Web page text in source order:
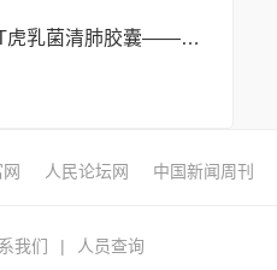
SLT虎乳菌清肺胶囊——新加坡40年口碑之选,清肺养肺更专业!
人民论坛网 中国新闻周刊
我们 |
人员查询